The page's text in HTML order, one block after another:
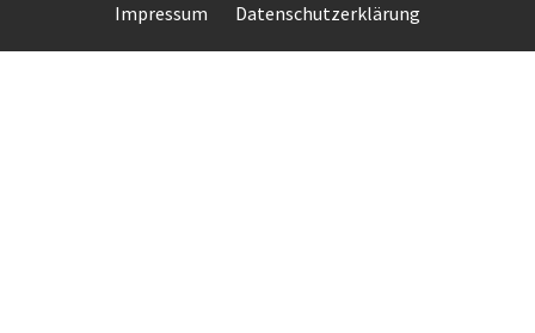
Impressum
Datenschutzerklärung